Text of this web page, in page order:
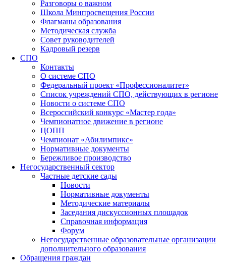
Разговоры о важном
Школа Минпросвещения России
Флагманы образования
Методическая служба
Совет руководителей
Кадровый резерв
СПО
Контакты
О системе СПО
Федеральный проект «Профессионалитет»
Список учреждений СПО, действующих в регионе
Новости о системе СПО
Всероссийский конкурс «Мастер года»
Чемпионатное движение в регионе
ЦОПП
Чемпионат «Абилимпикс»
Нормативные документы
Бережливое производство
Негосударственный сектор
Частные детские сады
Новости
Нормативные документы
Методические материалы
Заседания дискуссионных площадок
Справочная информация
Форум
Негосударственные образовательные организации
дополнительного образования
Обращения граждан